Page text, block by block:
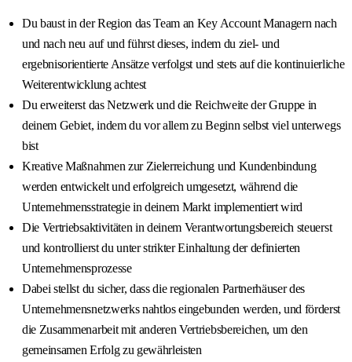
Du baust in der Region das Team an Key Account Managern nach
und nach neu auf und führst dieses, indem du ziel- und
ergebnisorientierte Ansätze verfolgst und stets auf die kontinuierliche
Weiterentwicklung achtest
Du erweiterst das Netzwerk und die Reichweite der Gruppe in
deinem Gebiet, indem du vor allem zu Beginn selbst viel unterwegs
bist
Kreative Maßnahmen zur Zielerreichung und Kundenbindung
werden entwickelt und erfolgreich umgesetzt, während die
Unternehmensstrategie in deinem Markt implementiert wird
Die Vertriebsaktivitäten in deinem Verantwortungsbereich steuerst
und kontrollierst du unter strikter Einhaltung der definierten
Unternehmensprozesse
Dabei stellst du sicher, dass die regionalen Partnerhäuser des
Unternehmensnetzwerks nahtlos eingebunden werden, und förderst
die Zusammenarbeit mit anderen Vertriebsbereichen, um den
gemeinsamen Erfolg zu gewährleisten